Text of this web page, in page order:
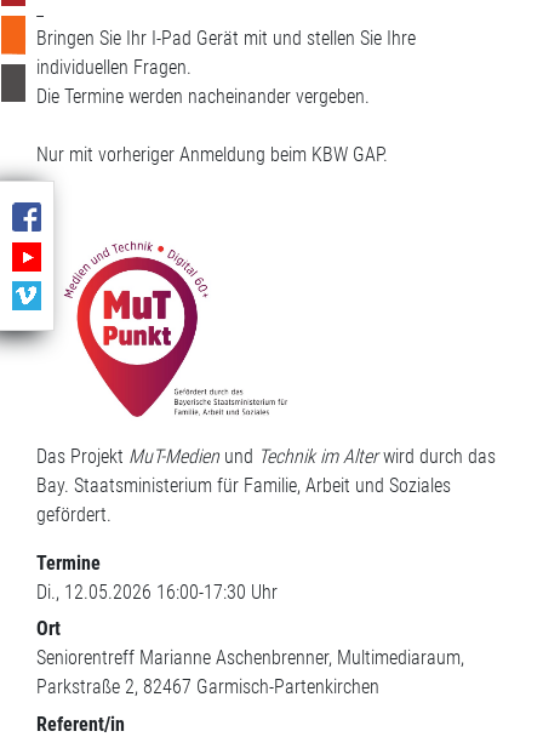
Bringen Sie Ihr I-Pad Gerät mit und stellen Sie Ihre
individuellen Fragen.
Die Termine werden nacheinander vergeben.
Nur mit vorheriger Anmeldung beim KBW GAP.
Das Projekt MuT-Medien und Technik im Alterwird durch das
Bay. Staatsministerium für Familie, Arbeit und Soziales
gefördert.
Termine
Di., 12.05.2026 16:00-17:30 Uhr
Ort
Seniorentreff Marianne Aschenbrenner, Multimediaraum
Parkstraße 2 82467 Garmisch-Partenkirchen
Referent/in